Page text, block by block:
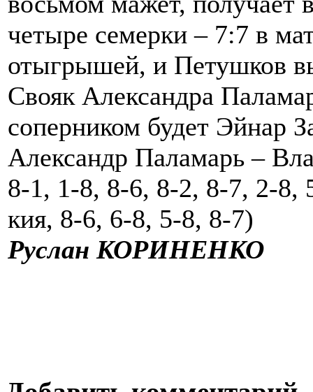
четыре семерки – 7:7 в
отыгрышей, и Петушков
Свояк Александра
соперником будет Эйнар
Александр Паламарь –
8-1, 1-8, 8-6, 8-2, 8-7, 2-8,
кия, 8-6, 6-8, 5-8, 8-7)
Руслан КОРИНЕНКО